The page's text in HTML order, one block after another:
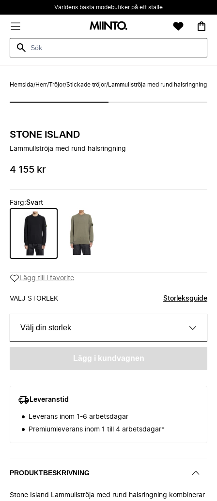
Världens bästa modebutiker på ett ställe
Hemsida/Herr/Tröjor/Stickade tröjor/ Lammullströja med rund halsringning
STONE ISLAND
Lammullströja med rund halsringning
4 155 kr
Färg:Svart
Lägg till i favorite
VÄLJ STORLEK Storleksguide
Välj din storlek
Lägg i kundvagnen
Leveranstid
Leverans inom 1-6 arbetsdagar
Premiumleverans inom 1 till 4 arbetsdagar*
PRODUKTBESKRIVNING
Stone Island Lammullströja med rund halsringning kombinerar